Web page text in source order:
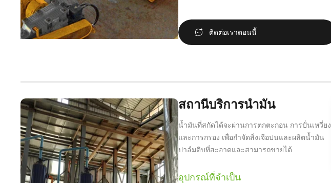
ติดต่อเราตอนนี้
สถานีบริการน้ำมัน
น้ำมันที่สกัดได้จะผ่านการตกตะกอน การปั่นเหวี่ยง
และการกรอง เพื่อกำจัดสิ่งเจือปนและผลิตน้ำมัน
ปาล์มดิบที่สะอาดและสามารถขายได้
อุปกรณ์ที่จำเป็น